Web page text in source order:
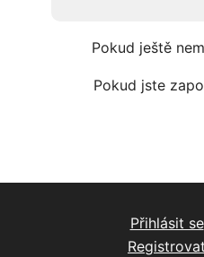
Pokud ještě
Pokud jste
Přihlásit se
Registrovat